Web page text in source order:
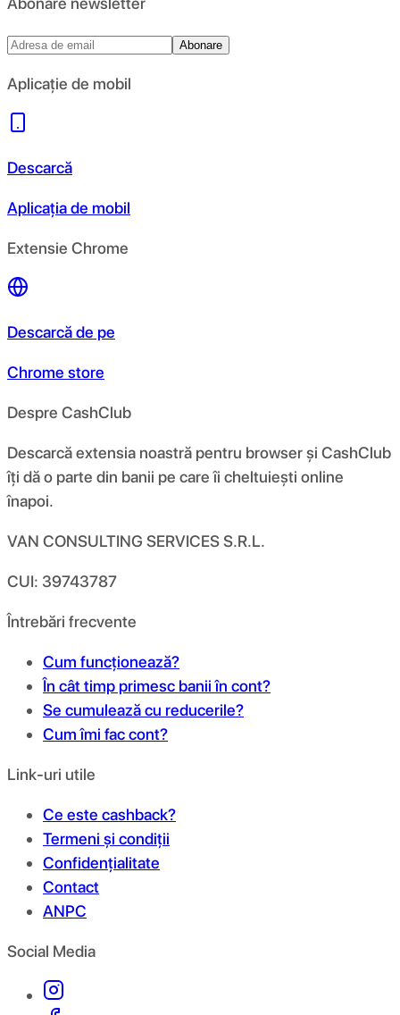
Abonare
Aplicație de mobil
Descarcă
Aplicația de mobil
Extensie Chrome
Descarcă de pe
Chrome store
Despre CashClub
Descarcă extensia noastră pentru browser și CashClub
îți dă o parte din banii pe care îi cheltuiești online
înapoi.
VAN CONSULTING SERVICES S.R.L.
CUI: 39743787
Întrebări frecvente
Cum funcționează?
În cât timp primesc banii în cont?
Se cumulează cu reducerile?
Cum îmi fac cont?
Link-uri utile
Ce este cashback?
Termeni și condiții
Confidențialitate
Contact
ANPC
Social Media